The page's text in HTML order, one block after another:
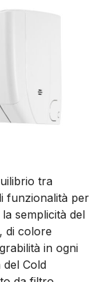
tra
funzionalità per
semplicità del
di colore
in ogni
del Cold